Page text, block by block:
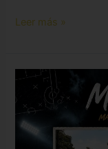
Leer más »
Casa
Familia
viendo